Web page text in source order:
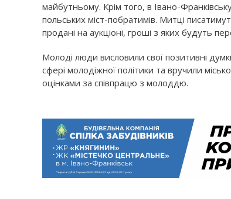
майбутньому. Крім того, в Івано-
польських міст-побратимів. Митці
продані на аукціоні, гроші з яких будуть
Молоді люди висловили свої позитивні
сфері молодіжної політики та вручили
оцінками за співпрацю з молоддю.